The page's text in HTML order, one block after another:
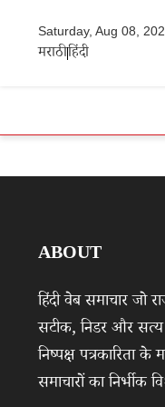
Saturday, Aug 08,
मराठीहिंदी
ABOUT
हिंदी वेब समाचार जो
सटीक, निडर और सत्य
निष्पक्ष पत्रकारिता
समाचारों का निर्भीक